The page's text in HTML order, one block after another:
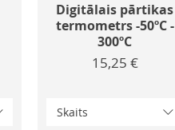
Digitālais pārtikas
termometrs -50ºC -
300ºC
Cena
15,25 €
Skaits